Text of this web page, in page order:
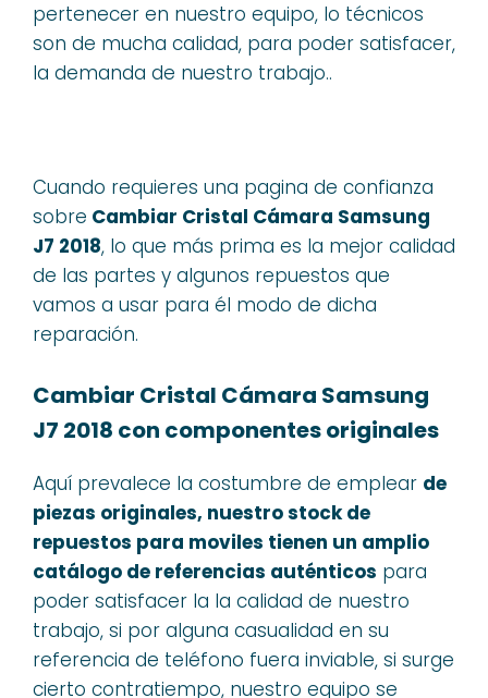
pertenecer en nuestro equipo, lo técnicos
son de mucha calidad, para poder satisfacer,
la demanda de nuestro trabajo..
Cuando requieres una pagina de confianza
sobre Cambiar Cristal Cámara Samsung
J7 2018, lo que más prima es la mejor calidad
de las partes y algunos repuestos que
vamos a usar para él modo de dicha
reparación.
Cambiar Cristal Cámara Samsung
J7 2018 con componentes originales
Aquí prevalece la costumbre de emplear de
piezas originales, nuestro stock de
repuestos para moviles tienen un amplio
catálogo de referencias auténticos para
poder satisfacer la la calidad de nuestro
trabajo, si por alguna casualidad en su
referencia de teléfono fuera inviable, si surge
cierto contratiempo, nuestro equipo se